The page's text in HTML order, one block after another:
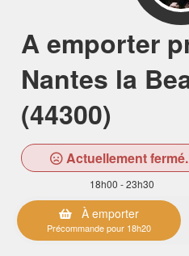
A emporter
Nantes la
(44300)
Actuellement
18h00 - 23h30
À emporter
Précommande pour 18h20